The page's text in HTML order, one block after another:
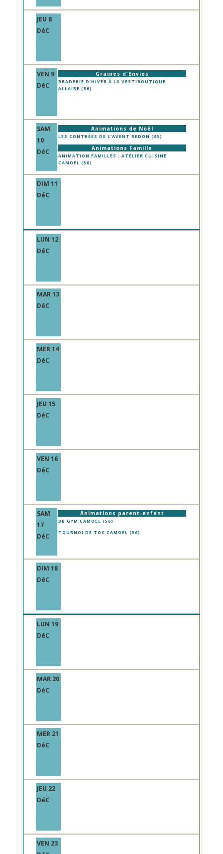
JEU 8
DéC
VEN 9
DéC
Graines d'Envies
BRADERIE D'HIVER À LA VESTIBOUTIQUE
ALLAIRE (56)
SAM
10
DéC
Animations de Noël
LES CONTRÉES DE L'AVENT REDON (35)
Animations Famille
ANIMATION FAMILLES : ATELIER CUISINE
CAMOEL (56)
DIM 11
DéC
LUN 12
DéC
MAR 13
DéC
MER 14
DéC
JEU 15
DéC
VEN 16
DéC
SAM
17
DéC
Animations parent-enfant
BB GYM CAMOEL (56)
TOURNOI DE TOC CAMOEL (56)
DIM 18
DéC
LUN 19
DéC
MAR 20
DéC
MER 21
DéC
JEU 22
DéC
VEN 23